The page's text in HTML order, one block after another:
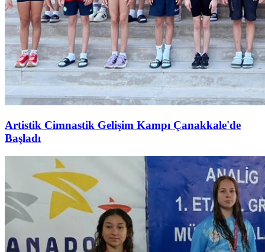
Artistik Cimnastik Gelişim Kampı Çanakkale'de
Başladı